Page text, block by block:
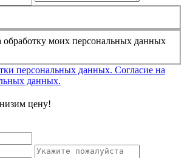
обработку моих персональных данных
персональных данных. Согласие на
данных.
цену!